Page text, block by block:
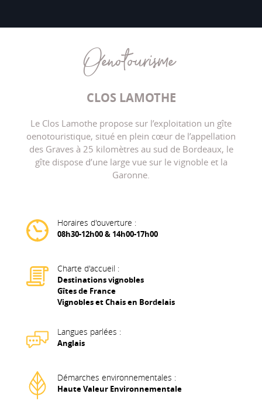
Oenotourisme
CLOS LAMOTHE
Le Clos Lamothe propose sur l’exploitation un gîte
oenotouristique, situé en plein cœur de l’appellation
des Graves à 25 kilomètres au sud de Bordeaux, le
gîte dispose d’une large vue sur le vignoble et la
Garonne.
Horaires d'ouverture :
08h30-12h00 & 14h00-17h00
Charte d'accueil :
Destinations vignobles
Gîtes de France
Vignobles et Chais en Bordelais
Langues parlées :
Anglais
Démarches environnementales :
Haute Valeur Environnementale